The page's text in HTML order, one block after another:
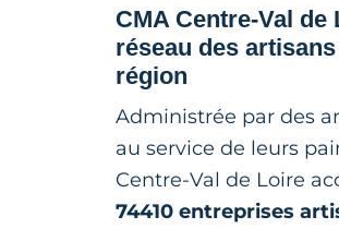
CMA Centre-Val de
réseau des
région
Administrée par des
au service de leurs
Centre-Val de Loire
74410 entreprises